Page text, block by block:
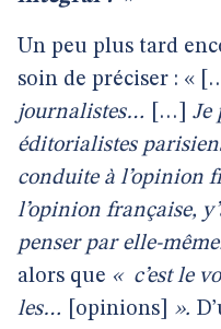
Un peu plus tard
soin de préciser : «
journalistes… […] Je
éditorialistes
conduite à l’opinion
l’opinion française,
penser par elle-
alors que « c’est le
les…
[opinions] ».